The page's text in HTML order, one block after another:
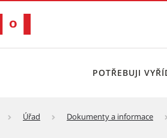
POTŘEBUJI
Úřad Dokumenty a informace